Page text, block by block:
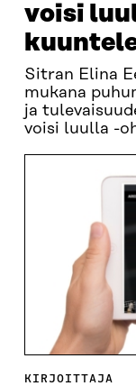
voisi
Sitran Elina
mukana
ja
voisi luulla -
KIRJOITTAJA